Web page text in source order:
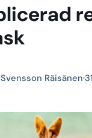
Räisänen·